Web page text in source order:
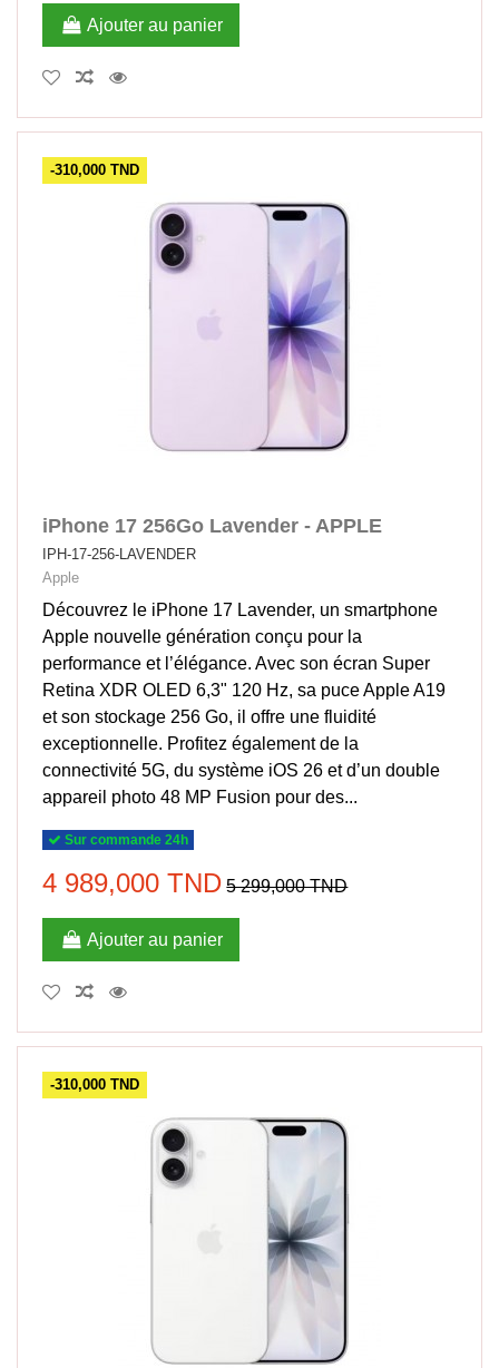
Ajouter au panier
-310,000 TND
iPhone 17 256Go Lavender - APPLE
IPH-17-256-LAVENDER
Apple
Découvrez le iPhone 17 Lavender, un smartphone
Apple nouvelle génération conçu pour la
performance et l’élégance. Avec son écran Super
Retina XDR OLED 6,3" 120 Hz, sa puce Apple A19
et son stockage 256 Go, il offre une fluidité
exceptionnelle. Profitez également de la
connectivité 5G, du système iOS 26 et d’un double
appareil photo 48 MP Fusion pour des...
Sur commande 24h
4 989,000 TND 5 299,000 TND
Ajouter au panier
-310,000 TND